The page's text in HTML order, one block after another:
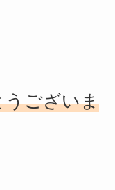
ございま